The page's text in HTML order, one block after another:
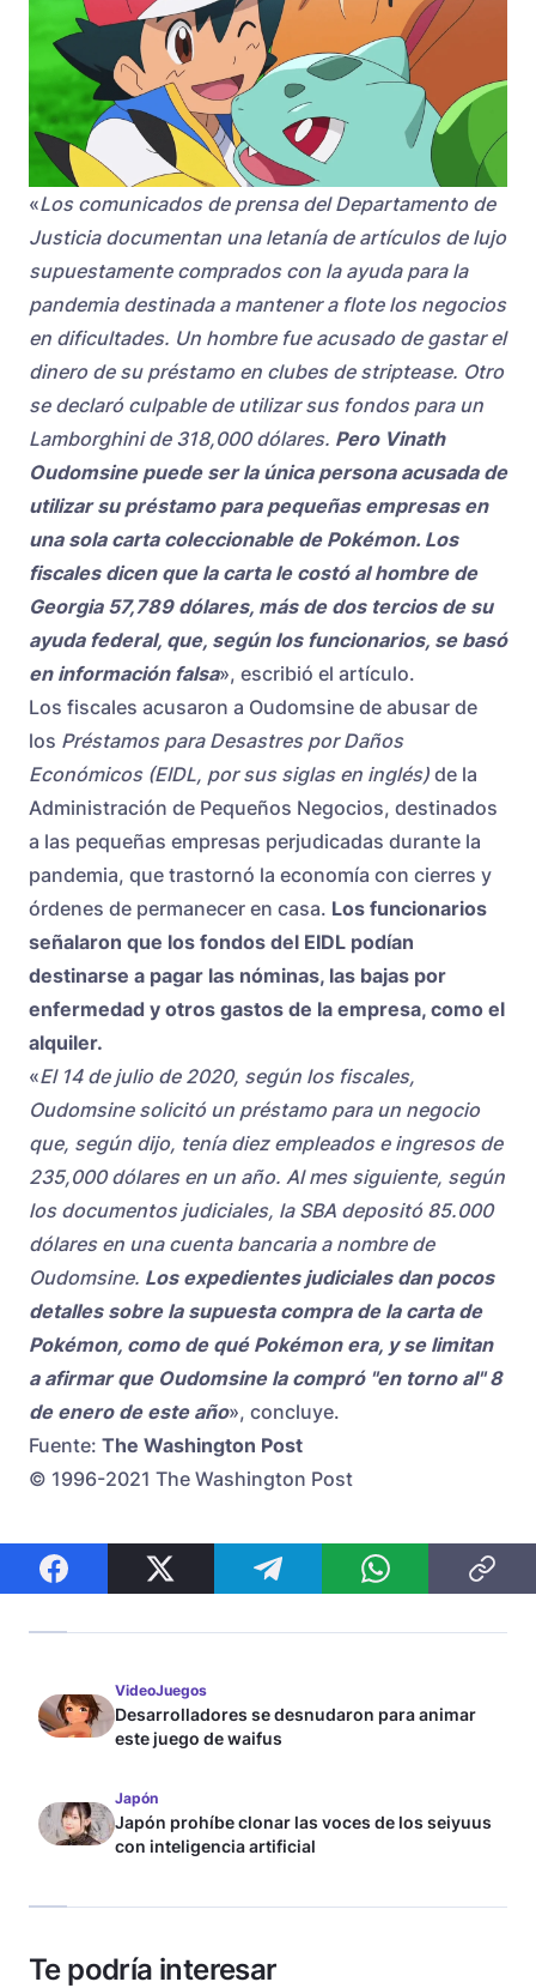
«Los comunicados de prensa del Departamento de
Justicia documentan una letanía de artículos de lujo
supuestamente comprados con la ayuda para la
pandemia destinada a mantener a flote los negocios
en dificultades. Un hombre fue acusado de gastar el
dinero de su préstamo en clubes de striptease. Otro
se declaró culpable de utilizar sus fondos para un
Lamborghini de 318,000 dólares. Pero Vinath
Oudomsine puede ser la única persona acusada de
utilizar su préstamo para pequeñas empresas en
una sola carta coleccionable de Pokémon. Los
fiscales dicen que la carta le costó al hombre de
Georgia 57,789 dólares, más de dos tercios de su
ayuda federal, que, según los funcionarios, se basó
en información falsa», escribió el artículo.
Los fiscales acusaron a Oudomsine de abusar de
los Préstamos para Desastres por Daños
Económicos (EIDL, por sus siglas en inglés) de la
Administración de Pequeños Negocios, destinados
a las pequeñas empresas perjudicadas durante la
pandemia, que trastornó la economía con cierres y
órdenes de permanecer en casa. Los funcionarios
señalaron que los fondos del EIDL podían
destinarse a pagar las nóminas, las bajas por
enfermedad y otros gastos de la empresa, como el
alquiler.
«El 14 de julio de 2020, según los fiscales,
Oudomsine solicitó un préstamo para un negocio
que, según dijo, tenía diez empleados e ingresos de
235,000 dólares en un año. Al mes siguiente, según
los documentos judiciales, la SBA depositó 85.000
dólares en una cuenta bancaria a nombre de
Oudomsine. Los expedientes judiciales dan pocos
detalles sobre la supuesta compra de la carta de
Pokémon, como de qué Pokémon era, y se limitan
a afirmar que Oudomsine la compró "en torno al" 8
de enero de este año», concluye.
Fuente: The Washington Post
© 1996-2021 The Washington Post
VideoJuegos
Desarrolladores se desnudaron para animar
este juego de waifus
Japón
Japón prohíbe clonar las voces de los seiyuus
con inteligencia artificial
Te podría interesar